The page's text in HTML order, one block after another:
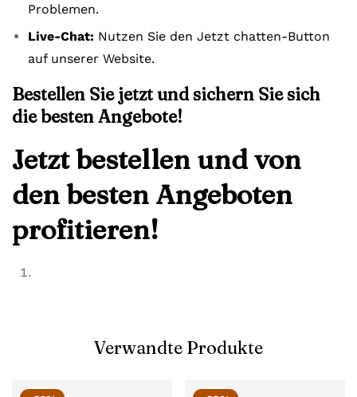
Problemen.
Live-Chat: Nutzen Sie den Jetzt chatten-Button
auf unserer Website.
Bestellen Sie jetzt und sichern Sie sich
die besten Angebote!
Jetzt bestellen und von
den besten Angeboten
profitieren!
Verwandte Produkte